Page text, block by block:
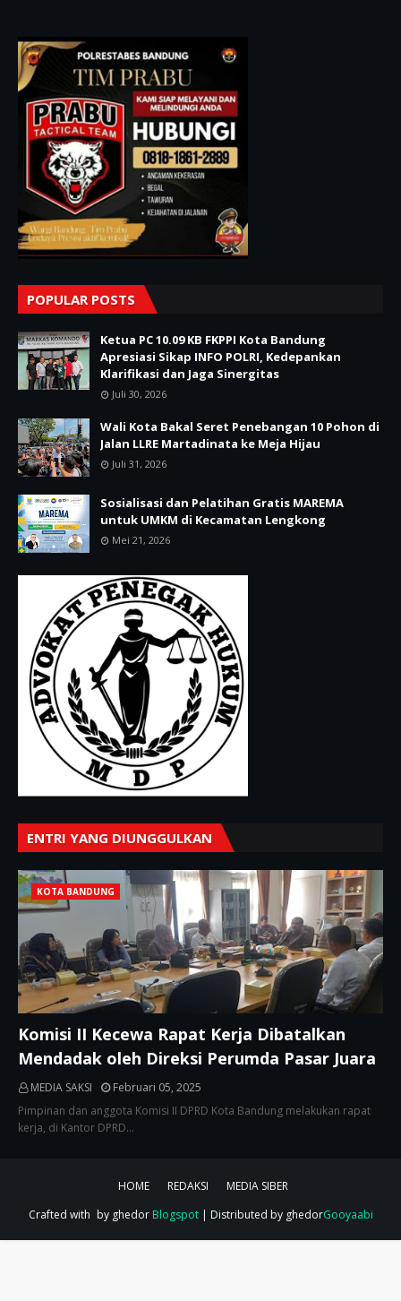
POPULAR POSTS
Ketua PC 10.09 KB FKPPI Kota Bandung
Apresiasi Sikap INFO POLRI, Kedepankan
Klarifikasi dan Jaga Sinergitas
Juli 30, 2026
Wali Kota Bakal Seret Penebangan 10 Pohon di
Jalan LLRE Martadinata ke Meja Hijau
Juli 31, 2026
Sosialisasi dan Pelatihan Gratis MAREMA
untuk UMKM di Kecamatan Lengkong
Mei 21, 2026
ENTRI YANG DIUNGGULKAN
KOTA BANDUNG
Komisi II Kecewa Rapat Kerja Dibatalkan
Mendadak oleh Direksi Perumda Pasar Juara
MEDIA SAKSI
Februari 05, 2025
Pimpinan dan anggota Komisi II DPRD Kota Bandung melakukan rapat
kerja, di Kantor DPRD…
HOME REDAKSI
MEDIA SIBER
Crafted with by ghedor Blogspot| Distributed by ghedorGooyaabi